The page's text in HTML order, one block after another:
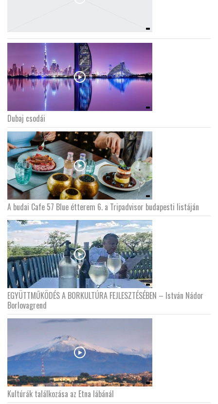
Dubaj csodái
A budai Cafe 57 Blue étterem 6. a Tripadvisor budapesti listáján
EGYÜTTMŰKÖDÉS A BORKULTÚRA FEJLESZTÉSÉBEN – István Nádor
Borlovagrend
Kultúrák találkozása az Etna lábánál